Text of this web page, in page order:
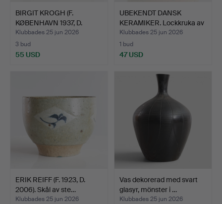
BIRGIT KROGH (F.
KØBENHAVN 1937, D.
2023).…
Klubbades 25 jun 2026
3 bud
55 USD
UBEKENDT DANSK
KERAMIKER. Lockkruka av
ogl…
Klubbades 25 jun 2026
1 bud
47 USD
ERIK REIFF (F. 1923, D.
2006). Skål av ste…
Klubbades 25 jun 2026
Vas dekorerad med svart
glasyr, mönster i …
Klubbades 25 jun 2026